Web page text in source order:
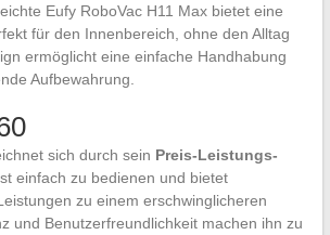
Eufy RoboVac H11 Max bietet eine
für den Innenbereich, ohne den Alltag
ermöglicht eine einfache Handhabung
Aufbewahrung.
sich durch sein Preis-Leistungs-
einfach zu bedienen und bietet
zu einem erschwinglicheren
und Benutzerfreundlichkeit machen ihn zu